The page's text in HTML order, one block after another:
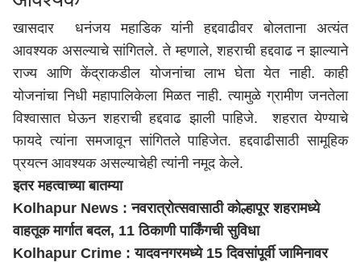
खासदार धनंजय महाडिक यांनी हद्दवाढीवर बोलताना अत्यंत
आवश्यक असल्याचे सांगितले. ते म्हणाले, शहराची हद्दवाढ न झाल्याने
राज्य आणि केंद्राकडील योजनांचा लाभ घेता येत नाही. काही
योजनांचा निधी महापालिकेला मिळत नाही. त्यामुळे ग्रामीण जनतेला
विश्वासात घेऊन शहराची हद्दवाढ झाली पाहिजे. शहरात येण्याचे
फायदे त्यांना समजावून सांगितले पाहिजेत. हद्दवाढीसाठी सामूहिक
प्रयत्न आवश्यक असल्याचेही त्यांनी नमूद केले.
इतर महत्वाच्या बातम्या
Kolhapur News : नवरात्रोत्सवासाठी कोल्हापूर शहरामध्ये
वाहतूक मार्गात बदल, 11 ठिकाणी पार्किंगची सुविधा
Kolhapur Crime : यादवनगरमध्ये 15 दिवसांपूर्वी जामिनावर